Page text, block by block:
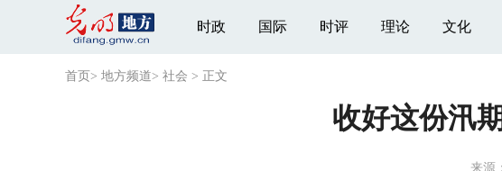
时政 国际 时评 理论 文化
首页 > 地方频道> 社会 > 正文
收好这份汛
来源：